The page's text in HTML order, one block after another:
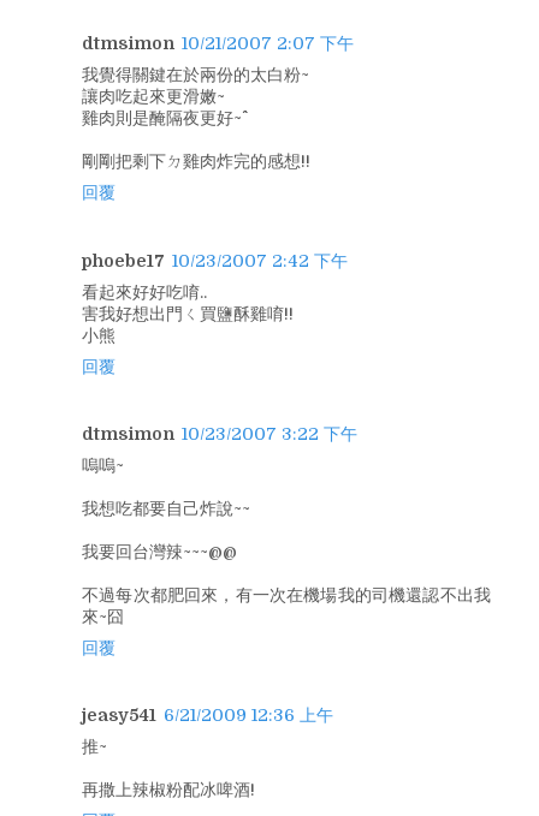
dtmsimon 10/21/2007 2:07 下午
我覺得關鍵在於兩份的太白粉~
讓肉吃起來更滑嫩~
雞肉則是醃隔夜更好~^^
剛剛把剩下ㄉ雞肉炸完的感想!!
回覆
phoebe17 10/23/2007 2:42 下午
看起來好好吃唷..
害我好想出門ㄑ買鹽酥雞唷!!
小熊
回覆
dtmsimon 10/23/2007 3:22 下午
嗚嗚~
我想吃都要自己炸說~~
我要回台灣辣~~~@@
不過每次都肥回來，有一次在機場我的司機還認不出我
來~囧
回覆
jeasy541 6/21/2009 12:36 上午
推~
再撒上辣椒粉配冰啤酒!